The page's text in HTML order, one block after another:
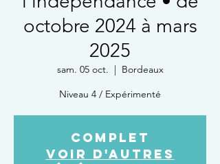
octobre 2024 à mars
2025
sam. 05 oct.
  |
Bordeaux
Niveau 4 / Expérimenté
COMPLET
Voir d'autres